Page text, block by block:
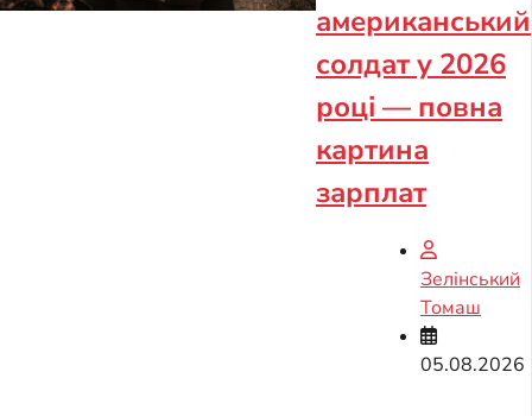
американський
солдат у 2026
році — повна
картина
зарплат
Зелінський
Томаш
05.08.2026